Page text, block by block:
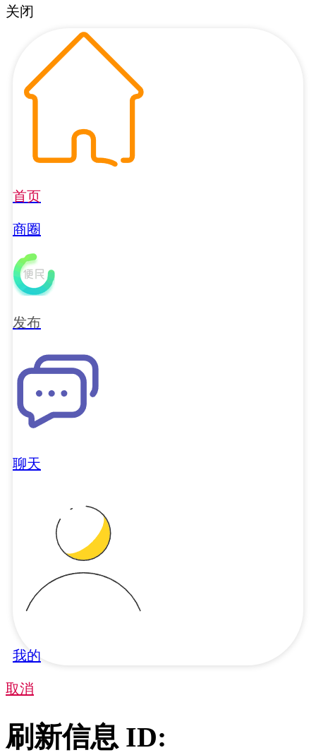
关闭
首页
商圈
发布
聊天
我的
取消
刷新信息 ID: